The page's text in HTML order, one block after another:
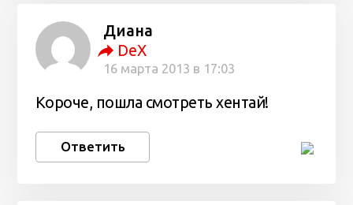
Диана
DeX
16 марта 2013 в 17:03
Короче, пошла смотреть хентай!
Ответить